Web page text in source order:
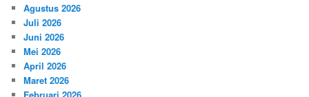
Agustus 2026
Juli 2026
Juni 2026
Mei 2026
April 2026
Maret 2026